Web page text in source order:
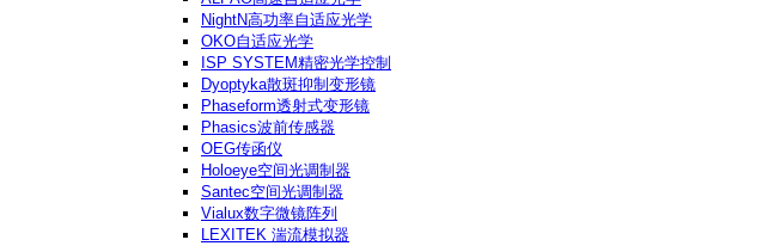
NightN高功率自适应光学
OKO自适应光学
ISP SYSTEM精密光学控制
Dyoptyka散斑抑制变形镜
Phaseform透射式变形镜
Phasics波前传感器
OEG传函仪
Holoeye空间光调制器
Santec空间光调制器
Vialux数字微镜阵列
LEXITEK 湍流模拟器